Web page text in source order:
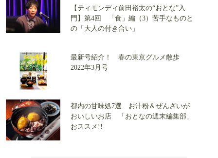
【ティモンディ前田裕太の“おとな”入
門】第4回 「食」編（3）苦手なものと
の「大人の付き合い」
最新号紹介！ 春の東京グルメ散歩
2022年3月号
都内の甘味処7選 お汁粉＆ぜんざいが
おいしいお店 「おとなの週末編集部」
おススメ!!